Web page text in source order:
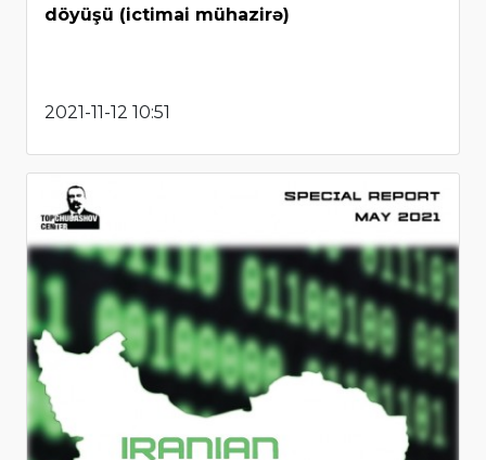
döyüşü (ictimai mühazirə)
2021-11-12 10:51